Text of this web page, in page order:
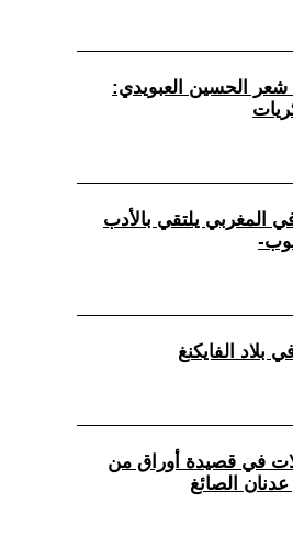
شعر الحسين العبويدي:
المغربي يلتقي بالأدب
في قصيدة أوراق من
الصائغ